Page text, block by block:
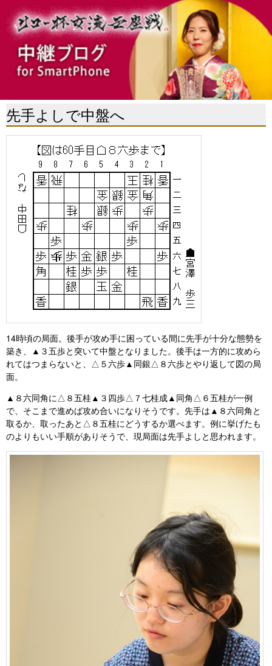
先手よしで中盤へ
14時頃の局面。後手が攻め手に困っている間に先手が十分な態勢を
築き、▲３五歩と突いて中盤となりました。後手は一方的に攻めら
れてはつまらないと、△５六歩▲同銀△８六歩とやり返して図の局
面。
▲８六同角に△８五桂▲３四歩△７七桂成▲同角△６五桂が一例
で、そこまで進めば攻め合いになりそうです。先手は▲８六同角と
取るか、取ったあと△８五桂にどうするか選べます。例に挙げたも
のよりもいい手順がありそうで、現局面は先手よしと思われます。